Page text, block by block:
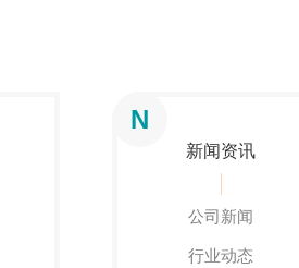
N
新闻资讯
公司新闻
行业动态